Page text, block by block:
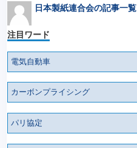
日本製紙連合会の記事一覧
注目ワード
電気自動車
カーボンプライシング
パリ協定